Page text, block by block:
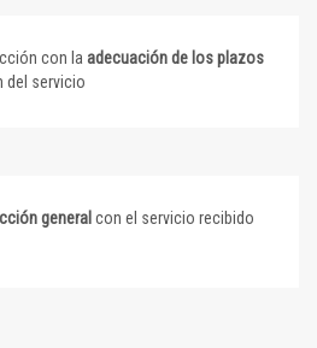
con la adecuación de los plazos
del servicio
general con el servicio recibido